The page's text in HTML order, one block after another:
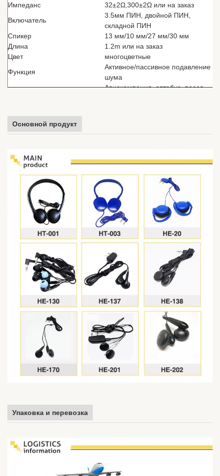
Импеданс
32±2Ω,300±2Ω или на заказ
Включатель
3.5мм ПИН, двойной ПИН,
складной ПИН
Спикер
13 мм/10 мм/27 мм/30 мм
Длина
1.2m или на заказ
Цвет
многоцветные
Функция
Активное/пассивное подавление
шума
Авиакомпания, автобус, поезд,
Сертификат
Основной продукт
Упаковка и перевозка